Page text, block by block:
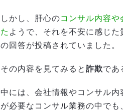
しかし、肝心のコンサル内容
た ようで、それを不安に感じ
の回答が投稿されていました。
その内容を見てみると 詐欺であ
中には、会社情報やコンサル
が必要なコンサル業務の中で